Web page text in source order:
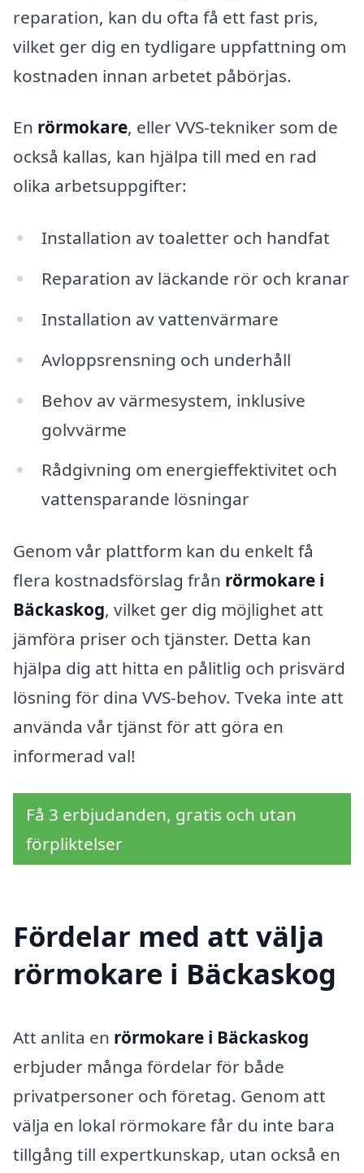
reparation, kan du ofta få ett fast pris,
vilket ger dig en tydligare uppfattning om
kostnaden innan arbetet påbörjas.
En rörmokare, eller VVS-tekniker som de
också kallas, kan hjälpa till med en rad
olika arbetsuppgifter:
Installation av toaletter och handfat
Reparation av läckande rör och kranar
Installation av vatten­värmare
Avloppsrensning och underhåll
Behov av värmesystem, inklusive
golvvärme
Rådgivning om energieffektivitet och
vattensparande lösningar
Genom vår plattform kan du enkelt få
flera kostnadsförslag från rörmokare i
Bäckaskog, vilket ger dig möjlighet att
jämföra priser och tjänster. Detta kan
hjälpa dig att hitta en pålitlig och prisvärd
lösning för dina VVS-behov. Tveka inte att
använda vår tjänst för att göra en
informerad val!
Få 3 erbjudanden, gratis och utan
förpliktelser
Fördelar med att välja
rörmokare i Bäckaskog
Att anlita en rörmokare i Bäckaskog
erbjuder många fördelar för både
privatpersoner och företag. Genom att
välja en lokal rörmokare får du inte bara
tillgång till expertkunskap, utan också en